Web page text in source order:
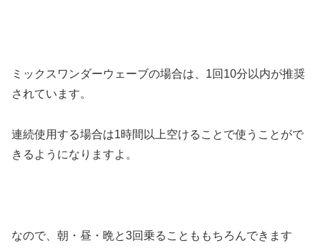
ミックスワンダーウェーブの場合は、1回10分以内が推奨
されています。
連続使用する場合は1時間以上空けることで使うことがで
きるようになりますよ。
なので、朝・昼・晩と3回乗ることももちろんできます